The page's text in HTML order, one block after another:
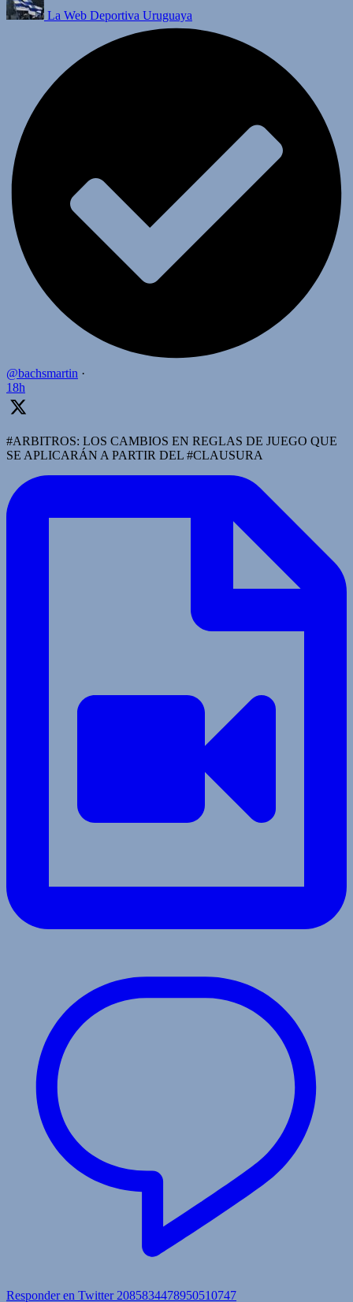
La Web Deportiva Uruguaya
@bachsmartin ·
18h
#ARBITROS: LOS CAMBIOS EN REGLAS DE JUEGO QUE
SE APLICARÁN A PARTIR DEL #CLAUSURA
Responder en Twitter 2085834478950510747